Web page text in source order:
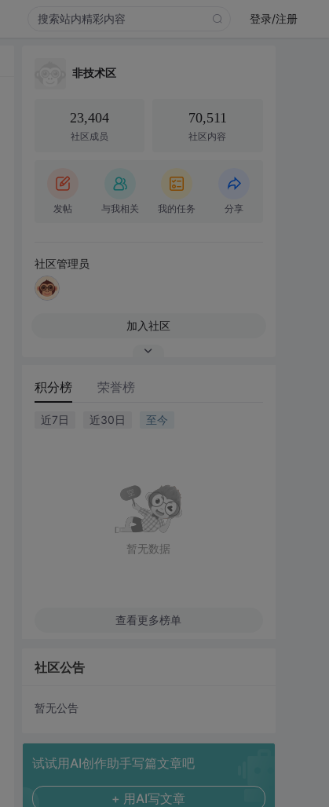
登录/注册
非技术区
23,404
社区成员
70,511
社区内容
发帖 与我相关 我的任务 分享
社区管理员
加入社区
积分榜 荣誉榜
近7日 近30日 至今
暂无数据
查看更多榜单
社区公告
暂无公告
试试用AI创作助手写篇文章吧
+ 用AI写文章